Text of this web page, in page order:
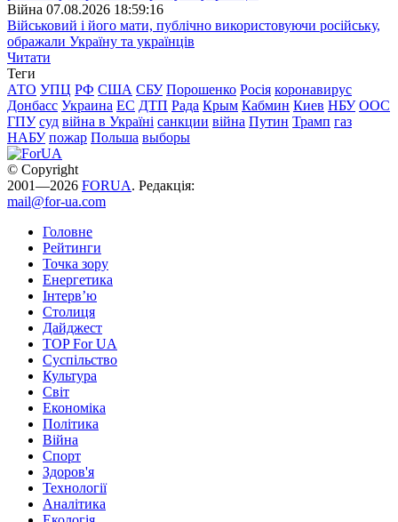
Війна 07.08.2026 18:59:16
Військовий і його мати, публічно використовуючи російську,
ображали Україну та українців
Читати
Теги
АТО УПЦ РФ США СБУ Порошенко Росія коронавирус
Донбасс Украина ЕС ДТП Рада Крым Кабмин Киев НБУ ООС
ГПУ суд війна в Україні санкции війна Путин Трамп газ
НАБУ пожар Польша выборы
© Copyright
2001—2026 FORUA. Редакція:
mail@for-ua.com
Головне
Рейтинги
Точка зору
Енергетика
Інтерв’ю
Столиця
Дайджест
TOP For UA
Суспiльство
Культура
Світ
Економіка
Політика
Війна
Спорт
Здоров'я
Технології
Аналітика